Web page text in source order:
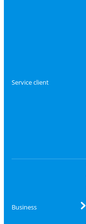
Service client
Business